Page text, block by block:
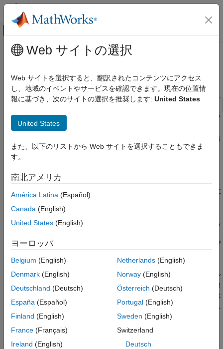
コンテンツへスキップ
オフキャンバス ナビゲーション メ
ドキュメンテーションのホーム
Simscape Electrical
用途
項目一覧
モデル
Simscape ログからのシミュレーション結果
参考
メインコンテンツ
48 V 始動発電機のエネルギー バラ
ンス
この例では、単純化された 48 V の車載システムにおいて始動機/
発電機として使用される埋込永久磁石同期機 (IPMSM) を説明し
ます。このシステムには、48 V の電気回路網と 12 V の電気回路
網が含まれています。内燃エンジン (ICE) は、基本的な機械ブロ
ックで表されます。IPMSM は、ICE がアイドリング速度に達す
す。IPMSM は、R3 の電力消費源を含む 48 V 回路網に電力を供
給します。48 V 回路網は次の 2 つの消費源を含む 12 V 回路網に
電力を供給します。R1 および R2。合計シミュレーション時間
(t) は 0.5 秒です。t = 0.05 秒で ICE が始動します。t = 0.1 秒で
R3 がオンになります。t = 0.3 秒で R2 がオンになり、12 V 電気
外側の電圧制御ループと内側の 2 つの電流制御ループをもつ、マ
Control サブシステムのタスク スケジューリングは、Stateflow®
のステート マシンとして実装されます。DCDC Controller サブシ
ステムは、12 V 回路網に電力を供給する DC-DC 降圧コンバータ
ー用の単純な PI コントローラーを実装します。Scopes サブシス
テムには、シミュレーション結果を確認できるスコープが含まれ
ています。
モデル
Web サイトの選択
Web サイトを選択すると、翻訳されたコンテンツにアクセス
し、地域のイベントやサービスを確認できます。現在の位置情
報に基づき、次のサイトの選択を推奨します: United States
United States
また、以下のリストから Web サイトを選択することもできま
す。
南北アメリカ
América Latina (Español)
Canada (English)
United States (English)
ヨーロッパ
Belgium (English)
Denmark (English)
Deutschland (Deutsch)
España (Español)
Finland (English)
France (Français)
Ireland (English)
Netherlands(English)
Norway(English)
Österreich (Deutsch)
Portugal(English)
Sweden (English)
Switzerland
Deutsch